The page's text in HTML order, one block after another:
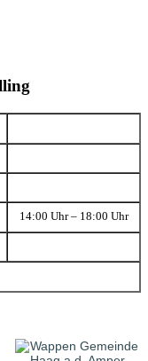
14:00 Uhr – 18:00 Uhr